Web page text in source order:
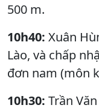
500 m.
10h40: Xuân
Lào, và chấp
đơn nam (môn
10h30: Trần